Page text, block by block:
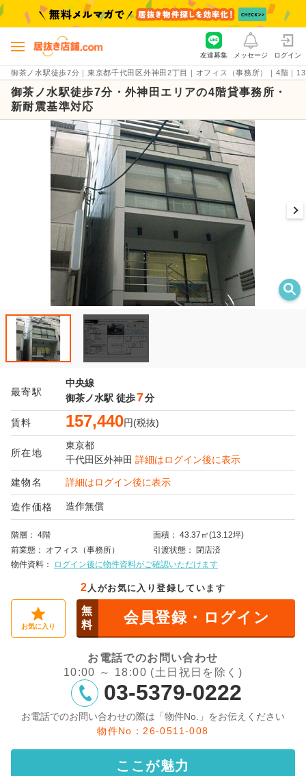
御茶ノ水駅徒歩7分｜東京都千代田区外神田2丁目｜オフィス（事務所）｜4階｜
友達募集 メッセージ ログイン
御茶ノ水駅徒歩7分・外神田エリアの4階貸事務所・
新耐震基準対応
最寄駅
中央線
御茶ノ水駅 徒歩7分
賃料 157,440円(税抜)
所在地
東京都
千代田区外神田 詳細はログイン後に表示
建物名 詳細はログイン後に表示
造作価格 造作無償
階層 4階 面積
43.37㎡(13.12坪)
前業態
オフィス（事務所） 引渡状態
閉店済
物件資料
ログイン後に物件資料がご確認いただけます
2 人がお気に入り登録しています
お気に入り
無
料
会員登録・ログイン
お電話でのお問い合わせ
10:00 ～ 18:00 (土日祝日を除く)
03-5379-0222
お電話でのお問い合わせの際は「物件No.」をお伝えください
物件No：26-0511-008
ここが魅力